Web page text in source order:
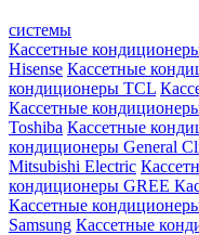
системы
Кассетные
Hisense Кассетные
кондиционеры TCL
Кассетные
Toshiba Кассетные
кондиционеры General
Mitsubishi Electric
кондиционеры GREE
Кассетные
Samsung Кассетные